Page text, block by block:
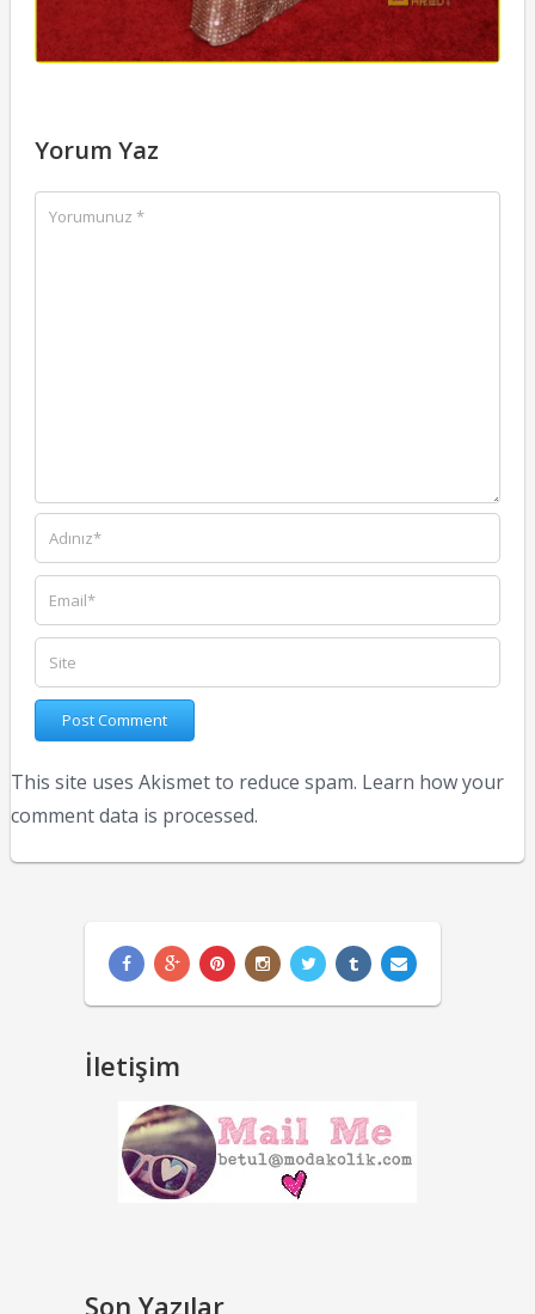
Yorum Yaz
This site uses Akismet to reduce spam. Learn how your
comment data is processed.
İletişim
Son Yazılar